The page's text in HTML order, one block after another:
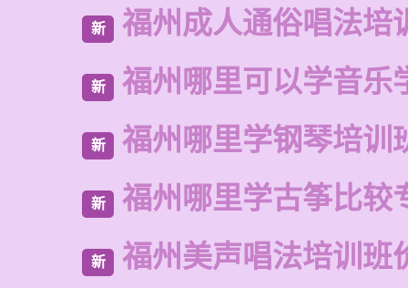
新 福州成人通俗唱法培
新 福州哪里可以学音乐
新 福州哪里学钢琴培训
新 福州哪里学古筝比较
新 福州美声唱法培训班